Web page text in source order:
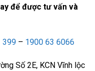
để được tư vấn và
399 – 1900 63 6066
Số 2E, KCN Vĩnh lộc